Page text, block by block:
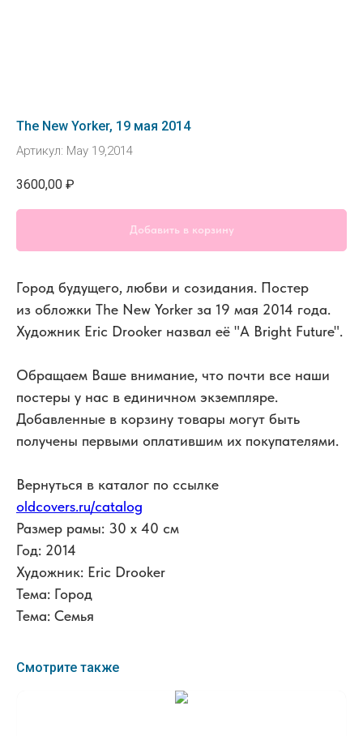
The New Yorker, 19 мая 2014
Артикул: May 19,2014
3600,00 ₽
Добавить в корзину
Город будущего, любви и созидания. Постер
из обложки The New Yorker за 19 мая 2014 года.
Художник Eric Drooker назвал её "A Bright Future".
Обращаем Ваше внимание, что почти все наши
постеры у нас в единичном экземпляре.
Добавленные в корзину товары могут быть
получены первыми оплатившим их покупателями.
Вернуться в каталог по ссылке
oldcovers.ru/catalog
Размер рамы: 30 x 40 см
Год: 2014
Художник: Eric Drooker
Тема: Город
Тема: Семья
Смотрите также